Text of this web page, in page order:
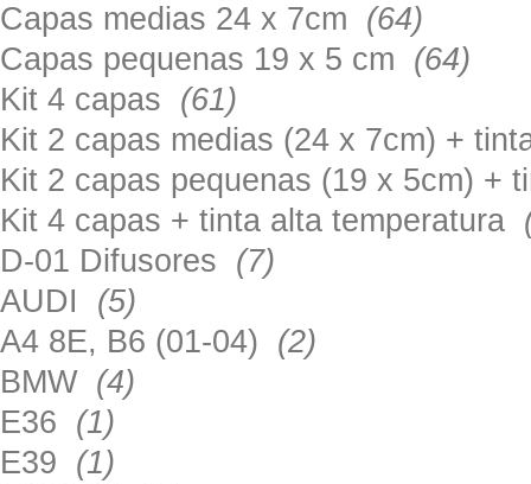
Capas medias 24 x 7cm (64)
Capas pequenas 19 x 5 cm (64)
Kit 4 capas (61)
Kit 2 capas medias (24 x 7cm) +
Kit 2 capas pequenas (19 x 5cm) +
Kit 4 capas + tinta alta temperatura
D-01 Difusores (7)
AUDI (5)
A4 8E, B6 (01-04) (2)
BMW (4)
E36 (1)
E39 (1)